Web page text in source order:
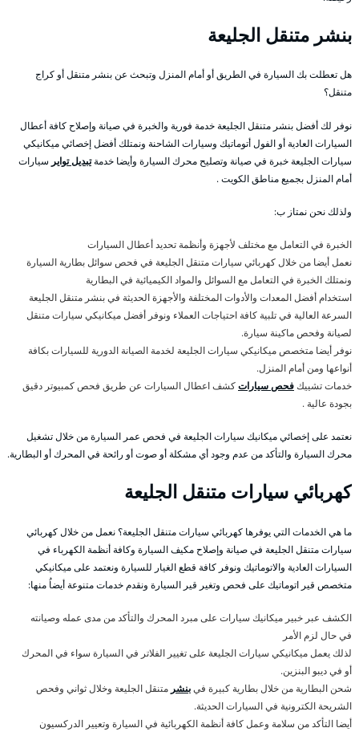
بنشر متنقل الجليعة
هل تعطلت بك السيارة في الطريق أو أمام المنزل وتبحث عن بنشر متنقل أو كراج
متنقل؟
نوفر لك أفضل بنشر متنقل الجليعة خدمة فورية والخبرة في صيانة وإصلاح كافة أعطال
السيارات العادية أو الفول أتوماتيك وسيارات الشاحنة ونمتلك أفضل إخصائي ميكانيكي
سيارات الجليعة خبرة في صيانة وتصليح محرك السيارة وأيضا خدمةتبديل تواير سيارات
أمام المنزل بجميع مناطق الكويت .
ولذلك نحن نمتاز ب:
الخبرة في التعامل مع مختلف لأجهزة وأنظمة تحديد أعطال السيارات
نعمل أيضا من خلال كهربائي سيارات متنقل الجليعة في فحص سوائل بطارية السيارة
ونمتلك الخبرة في التعامل مع السوائل والمواد الكيميائية في البطارية
استخدام أفضل المعدات والأدوات المختلفة والأجهزة الحديثة في بنشر متنقل الجليعة
السرعة العالية في تلبية كافة احتياجات العملاء ونوفر أفضل ميكانيكي سيارات متنقل
لصيانة وفحص ماكينة سيارة.
نوفر أيضا متخصص ميكانيكي سيارات الجليعة لخدمة الصيانة الدورية للسيارات بكافة
أنواعها ومن أمام المنزل.
خدمات تشييكفحص سياراتكشف اعطال السيارات عن طريق فحص كمبيوتر دقيق
بجودة عالية .
نعتمد على إخصائي ميكانيك سيارات الجليعة في فحص عمر السيارة من خلال تشغيل
محرك السيارة والتأكد من عدم وجود أي مشكلة أو صوت أو رائحة في المحرك أو البطارية.
كهربائي سيارات متنقل الجليعة
ما هي الخدمات التي يوفرها كهربائي سيارات متنقل الجليعة؟ نعمل من خلال كهربائي
سيارات متنقل الجليعة في صيانة وإصلاح مكيف السيارة وكافة أنظمة الكهرباء في
السيارات العادية والاتوماتيك ونوفر كافة قطع الغيار للسيارة ونعتمد على ميكانيكي
متخصص قير اتوماتيك على فحص وتغير قير السيارة ونقدم خدمات متنوعة أيضاُ منها:
الكشف عبر خبير ميكانيك سيارات على مبرد المحرك والتأكد من مدى عمله وصيانته
في حال لزم الأمر
لذلك يعمل ميكانيكي سيارات الجليعة على تغيير الفلاتر في السيارة سواء في المحرك
أو في ديبو البنزين.
شحن البطارية من خلال بطارية كبيرة فيبنشر متنقل الجليعة وخلال ثواني وفحص
الشريحة الكترونية في السيارات الحديثة.
أيضا التأكد من سلامة وعمل كافة أنظمة الكهربائية في السيارة وتعيير الدركسيون